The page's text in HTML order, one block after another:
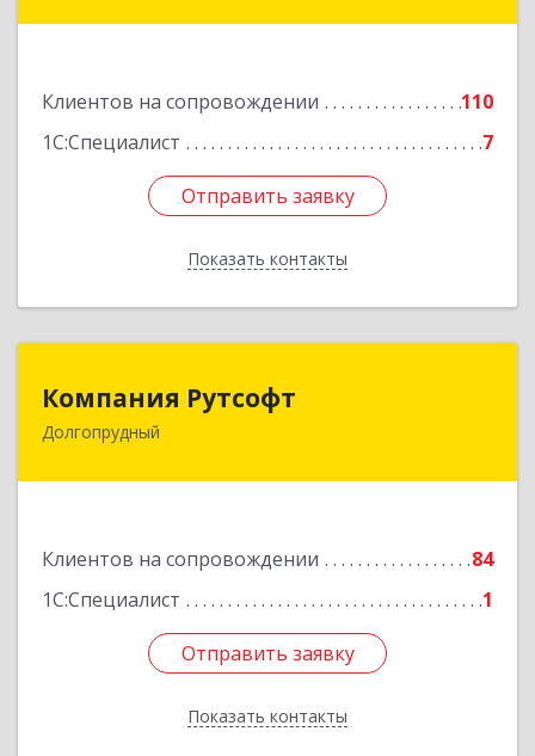
Клиентов на сопровождении
110
1С:Специалист
7
Отправить заявку
Показать контакты
Отправить заявку
Назад
Компания Рутсофт
Долгопрудный
Клиентов на сопровождении
84
1С:Специалист
1
Отправить заявку
Показать контакты
Компания Рутсофт
141700, Московская обл, Долгопрудный г,
Отправить заявку
Назад